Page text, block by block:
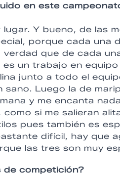
en este
Y bueno, de las
porque cada una
que de cada
un trabajo en
junto a todo el
Luego la de
y me encanta
si me salieran
pues también es
difícil, hay que
las tres son muy
de competición?